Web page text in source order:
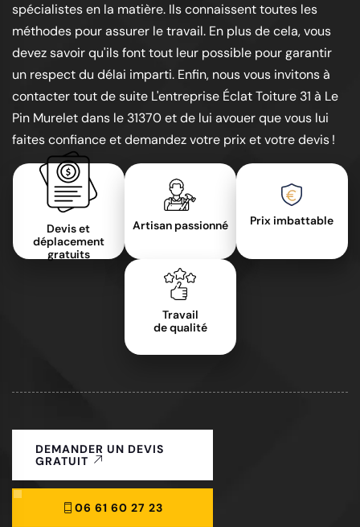
spécialistes en la matière. Ils connaissent toutes les
méthodes pour assurer le travail. En plus de cela, vous
devez savoir qu'ils font tout leur possible pour garantir
un respect du délai imparti. Enfin, nous vous invitons à
contacter tout de suite L'entreprise Éclat Toiture 31 à Le
Pin Murelet dans le 31370 et de lui avouer que vous lui
faites confiance et demandez votre prix et votre devis !
Devis et
déplacement
gratuits
Artisan passionné Prix imbattable
Travail
de qualité
DEMANDER UN DEVIS
GRATUIT
06 61 60 27 23